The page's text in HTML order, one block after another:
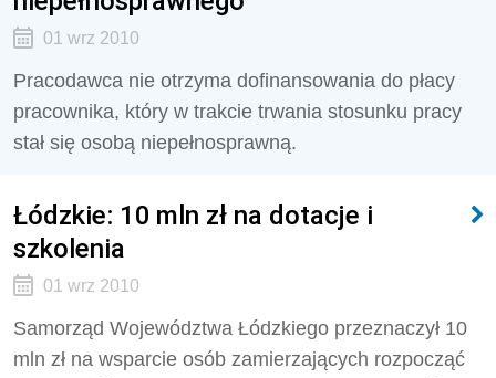
01 wrz 2010
Pracodawca nie otrzyma dofinansowania do płacy
pracownika, który w trakcie trwania stosunku pracy
stał się osobą niepełnosprawną.
Łódzkie: 10 mln zł na dotacje i
szkolenia
01 wrz 2010
Samorząd Województwa Łódzkiego przeznaczył 10
mln zł na wsparcie osób zamierzających rozpocząć